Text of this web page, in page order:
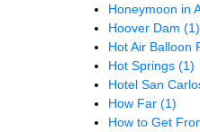
Honeymoon in
Hoover Dam (1)
Hot Air Balloon
Hot Springs (1)
Hotel San
How Far (1)
How to Get